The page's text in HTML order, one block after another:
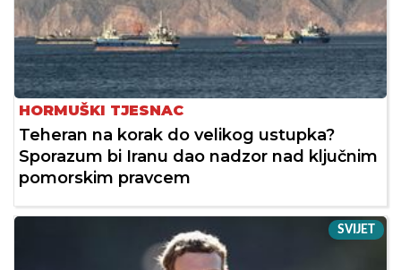
HORMUŠKI TJESNAC
Teheran na korak do velikog ustupka?
Sporazum bi Iranu dao nadzor nad ključnim
pomorskim pravcem
SVIJET